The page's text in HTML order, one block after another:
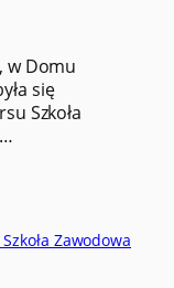
w Domu
się
Szkoła